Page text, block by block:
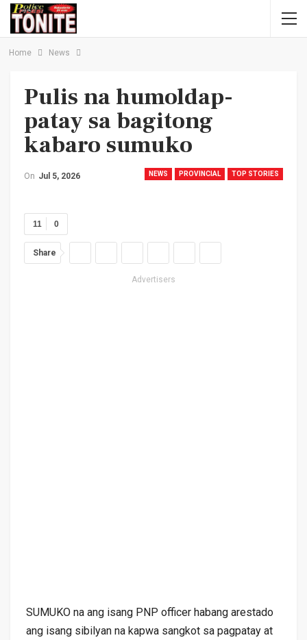
Home News
Pulis na humoldap-
patay sa bagitong
kabaro sumuko
NEWS PROVINCIAL TOP STORIES
On Jul 5, 2026
0
11
Share
Advertisers
SUMUKO na ang isang PNP officer habang arestado
ang isang sibilyan na kapwa sangkot sa pagpatay at